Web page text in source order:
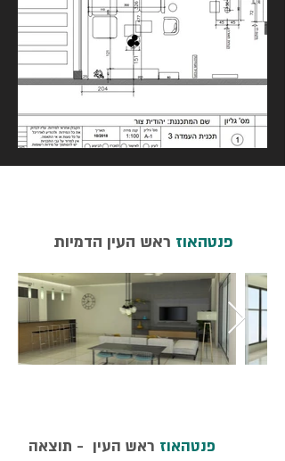
פנטהאוז ראש העין הדמיות
פנטהאוז ראש העין - תוצאה